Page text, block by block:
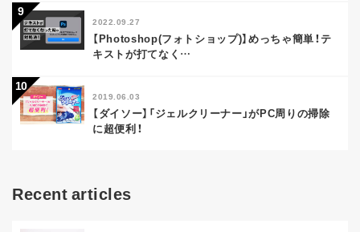
2022.09.27
【Photoshop(フォトショップ)】めっちゃ簡単！テ
キストが打てなく …
2019.06.03
【ダイソー】「ジェルクリーナー」がPC周りの掃除
に超便利！
Recent articles